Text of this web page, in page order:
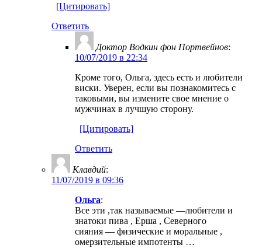
[Цитировать]
Ответить
Доктор Водкин фон Портвейнов:
10/07/2019 в 22:34
Кроме того, Ольга, здесь есть и любители
виски. Уверен, если вы познакомитесь с
таковыми, вы измените свое мнение о
мужчинах в лучшую сторону.
[Цитировать]
Ответить
Клавдий:
11/07/2019 в 09:36
Ольга:
Все эти ,так называемые —любители и
знатоки пива , Ерша , Северного
сияния — физические и моральные ,
омерзительные импотенты …